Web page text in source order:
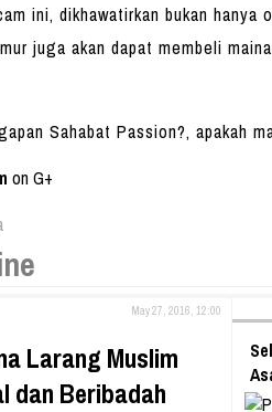
ini, dikhawatirkan bukan hanya
juga akan dapat membeli
Sahabat Passion?, apakah
on G+
May 27, 2016, 12:00
Larang Muslim
dan Beribadah